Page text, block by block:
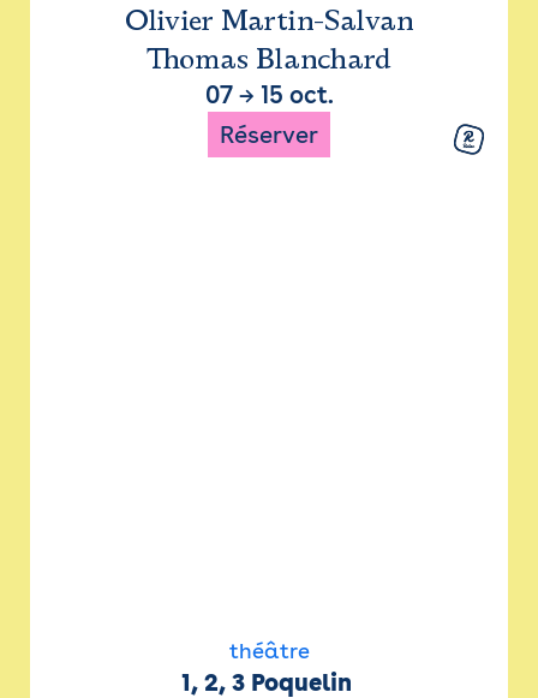
Olivier Martin-Salvan
Thomas Blanchard
07→ 15 oct.
Réserver
théâtre
1, 2, 3 Poquelin